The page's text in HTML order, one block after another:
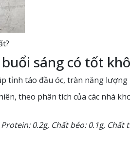
sáng có tốt
tỉnh táo đầu óc, tràn năng
theo phân tích của các nhà
0.2g, Chất béo: 0.1g,